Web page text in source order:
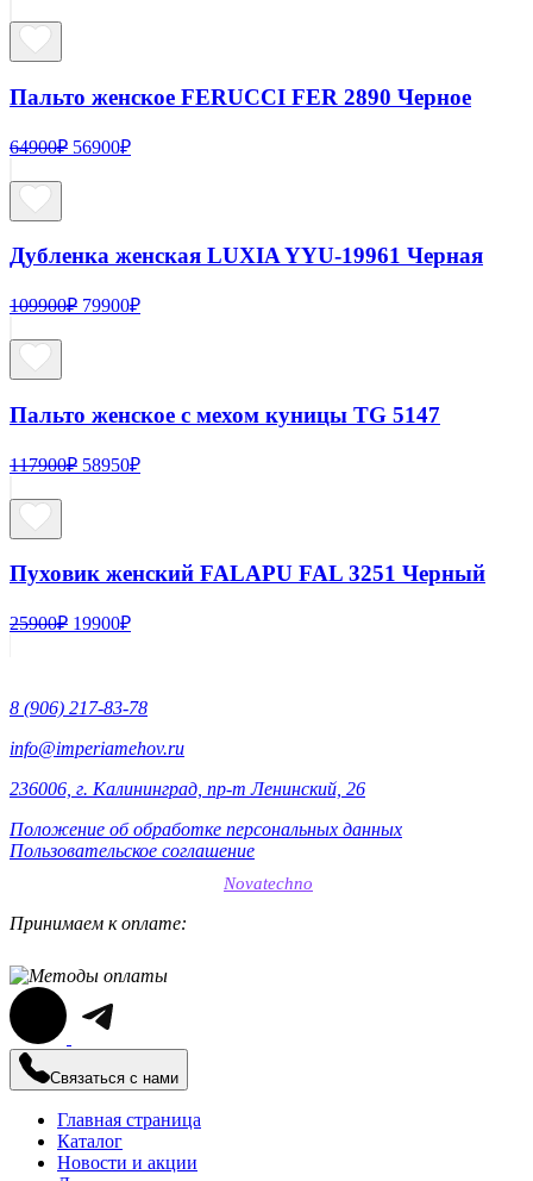
Пальто женское FERUCCI FER 2890 Черное
64900₽ Первоначальная
56900₽Текущая
Дубленка женская LUXIA YYU-19961 Черная
109900₽ Первоначальная
79900₽Текущая
Пальто женское с мехом куницы TG 5147
117900₽ Первоначальная
58950₽Текущая
Пуховик женский FALAPU FAL 3251 Черный
25900₽ Первоначальная
19900₽Текущая
8 (906) 217-83-78
info@imperiamehov.ru
236006, г. Калининград, пр-т Ленинский, 26
Положение об обработке персональных данных
Пользовательское соглашение
Novatechno
Принимаем к оплате:
Связаться с нами
Главная страница
Каталог
Новости и акции